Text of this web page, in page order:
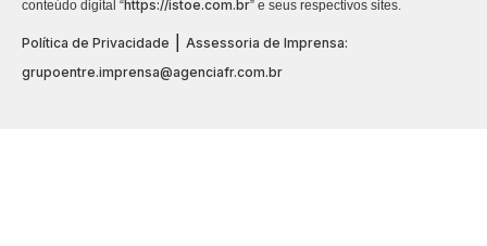
conteúdo digital “https://istoe.com.br” e seus respectivos sites.
Política de Privacidade
Assessoria de Imprensa:
grupoentre.imprensa@agenciafr.com.br